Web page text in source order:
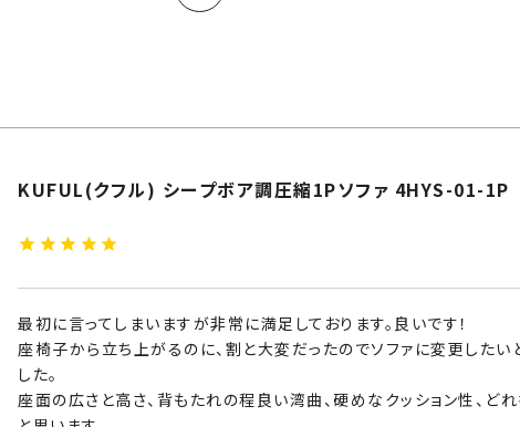
KUFUL(クフル) シープボア調圧縮1Pソファ 4HYS-01-1P
最初に言ってしまいますが非常に満足しております。良いです！
座椅子から立ち上がるのに、割と大変だったのでソファに変更したい
した。
座面の広さと高さ、背もたれの程良い湾曲、硬めなクッション性、ど